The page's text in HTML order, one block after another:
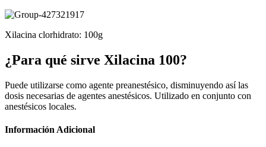
Xilacina clorhidrato: 100g
¿Para qué sirve Xilacina 100?
Puede utilizarse como agente preanestésico, disminuyendo así las
dosis necesarias de agentes anestésicos. Utilizado en conjunto con
anestésicos locales.
Información Adicional